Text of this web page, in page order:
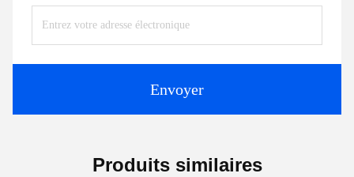
Envoyer
Produits similaires